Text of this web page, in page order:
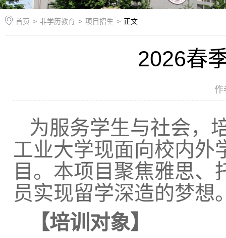
首页 > 非学历教育 > 项目招生 > 正文
2026春
作
为服务学生与社会，
工业大学现面向校内外
目。本项目聚焦雅思
员实现留学深造的梦想
【培训对象】